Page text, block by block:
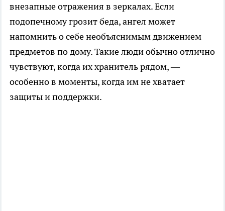
внезапные отражения в зеркалах. Если
подопечному грозит беда, ангел может
напомнить о себе необъяснимым движением
предметов по дому. Такие люди обычно отлично
чувствуют, когда их хранитель рядом, —
особенно в моменты, когда им не хватает
защиты и поддержки.